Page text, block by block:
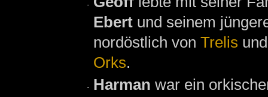
Ebert und seinem
nordöstlich von Trelis
Orks.
Harman war ein